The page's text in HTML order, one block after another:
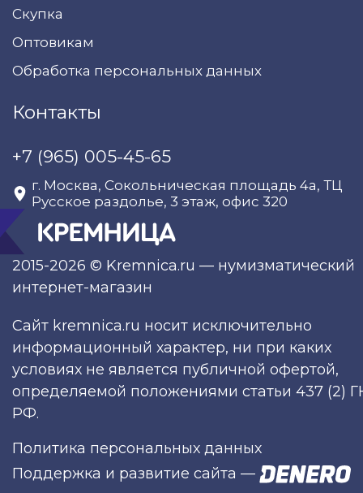
2015-2026 © Kremnica.ru — нумизматический
интернет-магазин
Скупка
Оптовикам
Обработка персональных данных
Контакты
+7 (965) 005-45-65
г. Москва, Сокольническая площадь 4а, ТЦ
Русское раздолье, 3 этаж, офис 320
Сайт kremnica.ru носит исключительно
информационный характер, ни при каких
условиях не является публичной офертой,
определяемой положениями статьи 437 (2)
РФ.
Политика персональных данных
Поддержка и развитие сайта —